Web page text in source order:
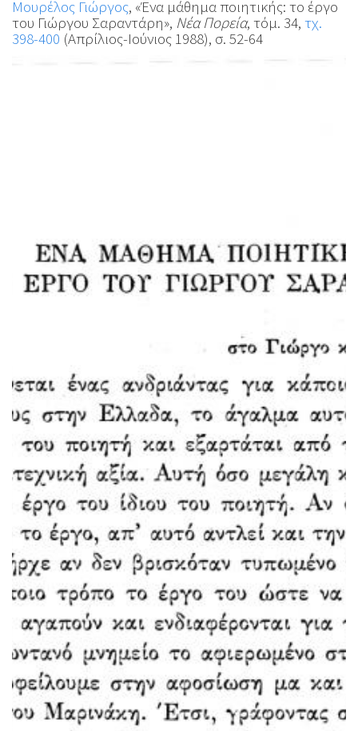
Μουρέλος Γιώργος, «Ένα μάθημα ποιητικής: το έργο
του Γιώργου Σαραντάρη», Νέα Πορεία, τόμ. 34, τχ.
398-400 (Απρίλιος-Ιούνιος 1988), σ. 52-64